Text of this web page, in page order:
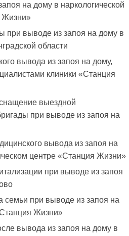
на дому в наркологической
Жизни»
при выводе из запоя на дому в
области
вывода из запоя на дому,
клиники «Станция
выездной
при выводе из запоя на
вывода из запоя на
центре «Станция Жизни»
при выводе из запоя
семьи при выводе из запоя на
Жизни»
вывода из запоя на дому в